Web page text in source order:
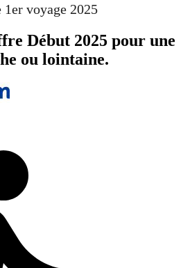
voyage 2025
Début 2025 pour une
ou lointaine.